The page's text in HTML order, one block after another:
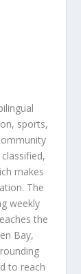
sports,
makes
The
weekly
the
Bay,
to reach